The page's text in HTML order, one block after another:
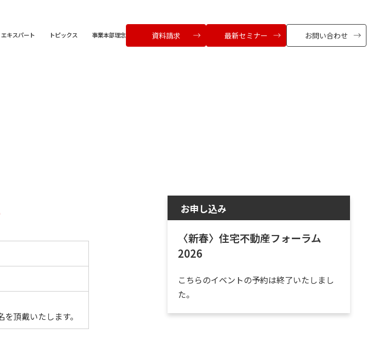
エキスパート トピックス 事業本部理念 資料請求 最新セミナー お問い合わせ
資料請求
頂戴いたします。
お申し込み
〈新春〉住宅不動産フォーラム
2026
こちらのイベントの予約は終了いたしまし
た。